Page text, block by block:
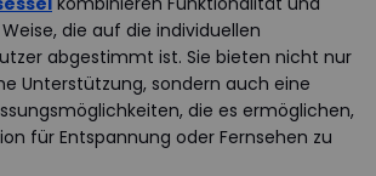
die auf die individuellen
abgestimmt ist. Sie bieten nicht nur
Unterstützung, sondern auch eine
die es ermöglichen,
für Entspannung oder Fernsehen zu